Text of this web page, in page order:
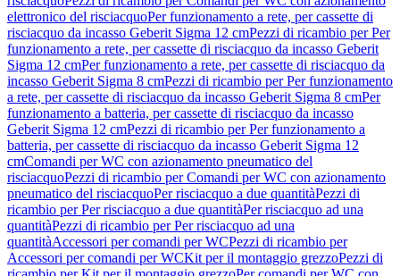
elettronico del risciacquoPer funzionamento a rete, per cassette di
risciacquo da incasso Geberit Sigma 12 cmPezzi di ricambio per Per
funzionamento a rete, per cassette di risciacquo da incasso Geberit
Sigma 12 cmPer funzionamento a rete, per cassette di risciacquo da
incasso Geberit Sigma 8 cmPezzi di ricambio per Per funzionamento
a rete, per cassette di risciacquo da incasso Geberit Sigma 8 cmPer
funzionamento a batteria, per cassette di risciacquo da incasso
Geberit Sigma 12 cmPezzi di ricambio per Per funzionamento a
batteria, per cassette di risciacquo da incasso Geberit Sigma 12
cmComandi per WC con azionamento pneumatico del
risciacquoPezzi di ricambio per Comandi per WC con azionamento
pneumatico del risciacquoPer risciacquo a due quantitàPezzi di
ricambio per Per risciacquo a due quantitàPer risciacquo ad una
quantitàPezzi di ricambio per Per risciacquo ad una
quantitàAccessori per comandi per WCPezzi di ricambio per
Accessori per comandi per WCKit per il montaggio grezzoPezzi di